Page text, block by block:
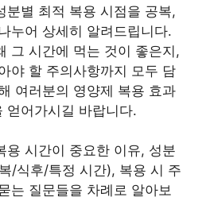
분별 최적 복용 시점을 공복,
누어 상세히 알려드립니다.
그 시간에 먹는 것이 좋은지,
야 할 주의사항까지 모두 담
여러분의 영양제 복용 효과
얻어가시길 바랍니다.
용 시간이 중요한 이유, 성분
/식후/특정 시간), 복용 시 주
는 질문들을 차례로 알아보